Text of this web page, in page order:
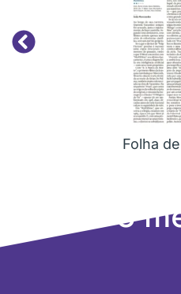
Folha
Apoie o